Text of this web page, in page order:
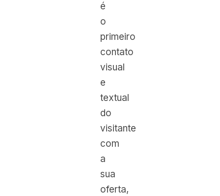
é
o
primeiro
contato
visual
e
textual
do
visitante
com
a
sua
oferta,